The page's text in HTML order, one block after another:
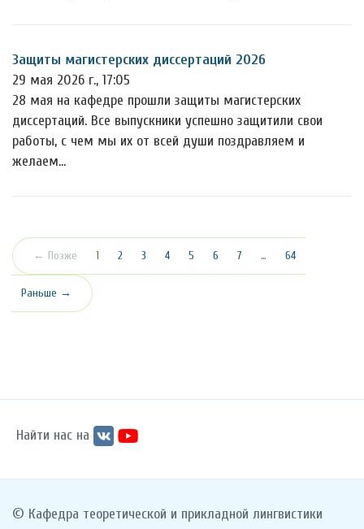
Защиты магистерских диссертаций 2026
29 мая 2026 г., 17:05
28 мая на кафедре прошли защиты магистерских
диссертаций. Все выпускники успешно защитили свои
работы, с чем мы их от всей души поздравляем и
желаем…
← Позже 1 (текущая)
2 3 4 5 6 7 … 64
Раньше →
Найти нас на
© Кафедра теоретической и прикладной лингвистики